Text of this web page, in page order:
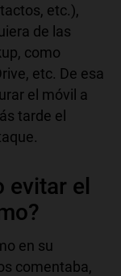
etc.),
de las
como
etc. De esa
el móvil a
tarde el
evitar el
en su
comentaba,